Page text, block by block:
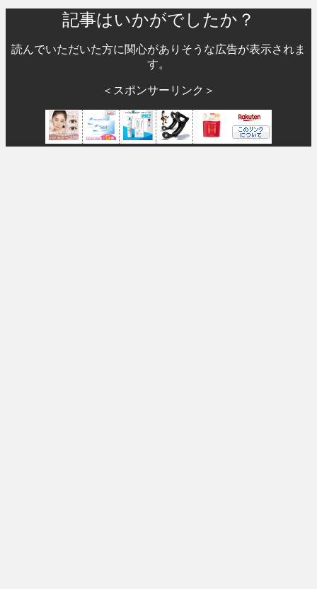
記事はいかがでしたか？
読んでいただいた方に関心がありそうな広告が表示されま
す。
＜スポンサーリンク＞